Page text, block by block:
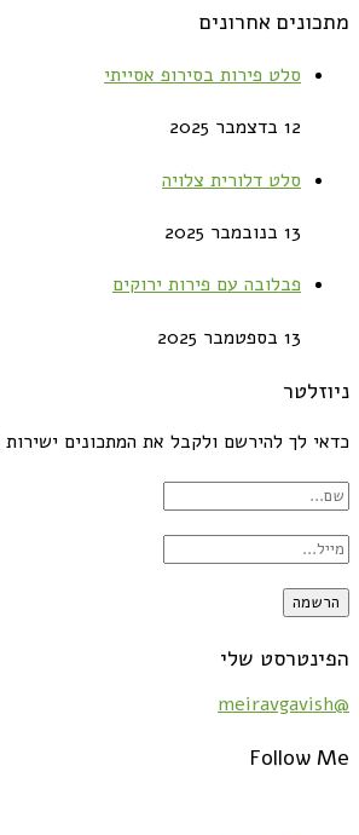
מתכונים אחרונים
סלט פירות בסירופ אסייתי
12 בדצמבר 2025
סלט דלורית צלויה
13 בנובמבר 2025
פבלובה עם פירות ירוקים
13 בספטמבר 2025
ניוזלטר
כדאי לך להירשם ולקבל את המתכונים ישירות
הפינטרסט שלי
@meiravgavish
Follow Me